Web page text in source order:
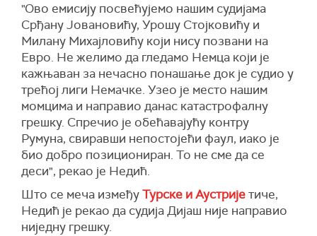
"Ово емисију посвећујемо нашим судијама
Срђану Јовановићу, Урошу Стојковићу и
Милану Михајловићу који нису позвани на
Евро. Не желимо да гледамо Немца који је
кажњаван за нечасно понашање док је судио у
трећој лиги Немачке. Узео је место нашим
момцима и направио данас катастрофалну
грешку. Спречио је обећавајућу контру
Румуна, свиравши непостојећи фаул, иако је
био добро позициониран. То не сме да се
деси", рекао је Недић.
Што се меча измеђуТурске и Аустријетиче,
Недић је рекао да судија Дијаш није направио
ниједну грешку.